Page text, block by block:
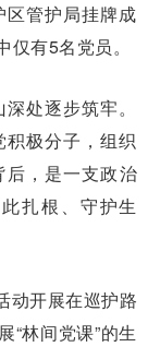
管护局挂牌成
有5名党员。
处逐步筑牢。
极分子，组织
，是一支政治
扎根、守护生
动开展在巡护路
“林间党课”的生